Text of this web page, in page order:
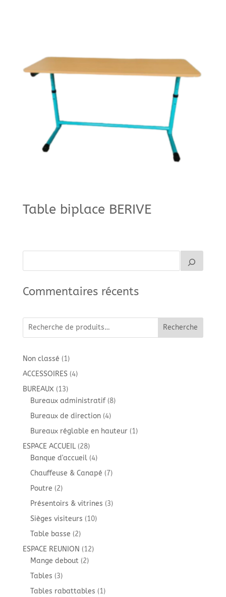
Table biplace BERIVE
Commentaires récents
Recherche
Non classé 11
produit
ACCESSOIRES 44
BUREAUX 1313
produits
Bureaux administratif 88
Bureaux de direction 44
produits
Bureaux réglable en hauteur 11
ESPACE ACCUEIL 2828
produits
Banque d'accueil 44
produits
Chauffeuse & Canapé 77
Poutre 22
produits
Présentoirs & vitrines 33
Sièges visiteurs 1010
Table basse 22
produits
ESPACE REUNION 1212
Mange debout 22
Tables 33
produits
Tables rabattables 11